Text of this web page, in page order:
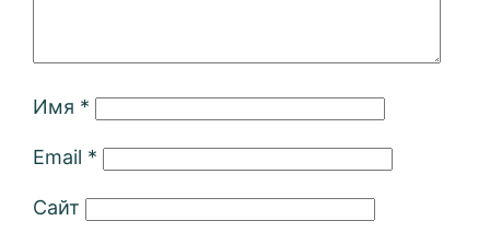
Имя *
Email *
Сайт